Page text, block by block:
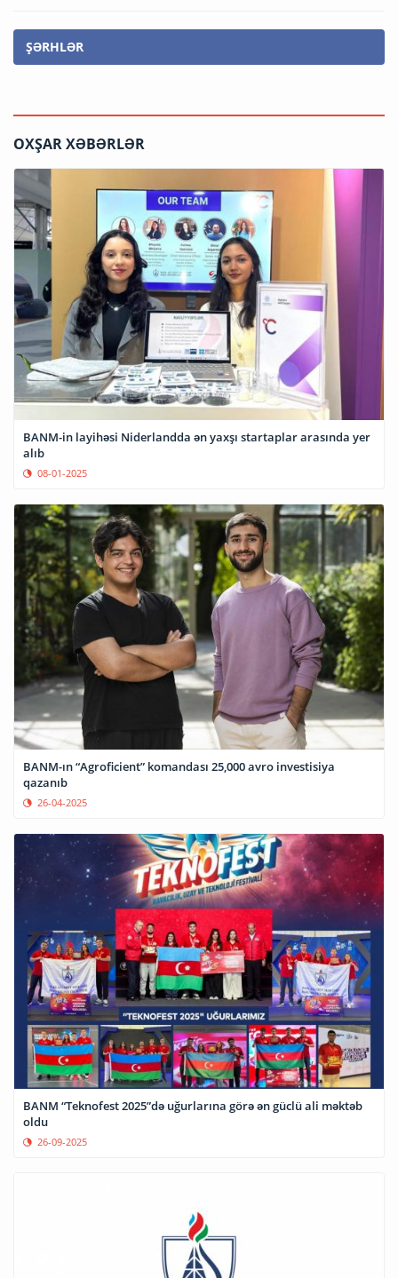
ŞƏRHLƏR
OXŞAR XƏBƏRLƏR
BANM-in layihəsi Niderlandda ən yaxşı startaplar arasında yer
alıb
08-01-2025
BANM-ın “Agroficient” komandası 25,000 avro investisiya
qazanıb
26-04-2025
BANM “Teknofest 2025”də uğurlarına görə ən güclü ali məktəb
oldu
26-09-2025